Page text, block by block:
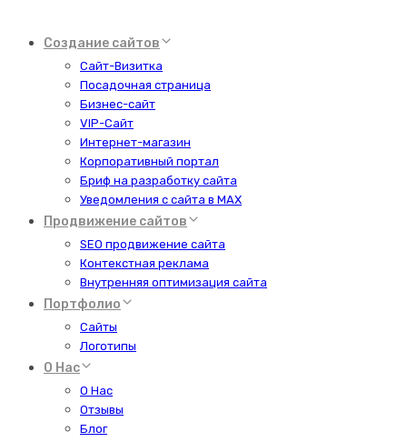
Создание сайтов
Сайт-Визитка
Посадочная страница
Бизнес-сайт
VIP-Сайт
Интернет-магазин
Корпоративный портал
Бриф на разработку сайта
Уведомления с сайта в MAX
Продвижение сайтов
SEO продвижение сайта
Контекстная реклама
Внутренняя оптимизация сайта
Портфолио
Сайты
Логотипы
О Нас
О Нас
Отзывы
Блог